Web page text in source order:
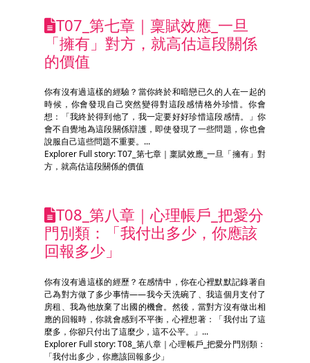
T07_第七章｜稟賦效應_一旦
「擁有」對方，就高估這段關係
的價值
你有沒有過這樣的經驗？當你終於和暗戀已久的人在一起的
時候，你會發現自己突然變得對這段感情格外珍惜。你會
想：「我終於得到他了，我一定要好好珍惜這段感情。」你
會不自覺地為這段關係辯護，即使發現了一些問題，你也會
說服自己這些問題不重要。...
Explorer Full story: T07_第七章｜稟賦效應_一旦「擁有」對
方，就高估這段關係的價值
T08_第八章｜心理帳戶_把愛分
門別類：「我付出多少，你應該
回報多少」
你有沒有過這樣的經歷？在感情中，你在心裡默默記錄著自
己為對方做了多少事情——我今天洗碗了、我這個月支付了
房租、我為他放棄了出國的機會。然後，當對方沒有做出相
應的回報時，你就會感到不平衡，心裡想著：「我付出了這
麼多，你卻只付出了這麼少，這不公平。」...
Explorer Full story: T08_第八章｜心理帳戶_把愛分門別類：
「我付出多少，你應該回報多少」